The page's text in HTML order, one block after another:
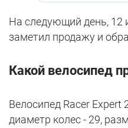
На следующий день, 12
заметил продажу и
Какой велосипед
Велосипед Racer Expert
диаметр колес - 29,